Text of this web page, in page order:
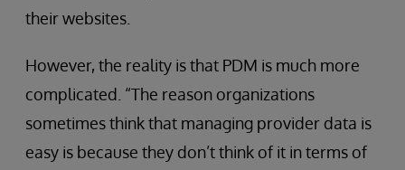
their websites.
However, the reality is that PDM is much more
complicated. “The reason organizations
sometimes think that managing provider data is
easy is because they don’t think of it in terms of